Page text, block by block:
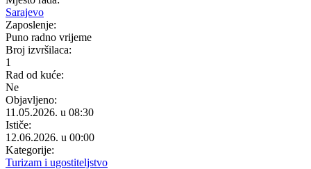
Sarajevo
Zaposlenje:
Puno radno vrijeme
Broj izvršilaca:
1
Rad od kuće:
Ne
Objavljeno:
11.05.2026. u 08:30
Ističe:
12.06.2026. u 00:00
Kategorije:
Turizam i ugostiteljstvo